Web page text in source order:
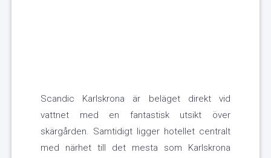
Scandic Karlskrona är beläget direkt vid
vattnet med en fantastisk utsikt över
skärgården. Samtidigt ligger hotellet centralt
med närhet till det mesta som Karlskrona